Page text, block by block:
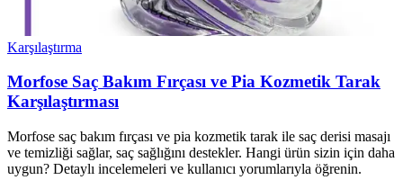
Karşılaştırma
Morfose Saç Bakım Fırçası ve Pia Kozmetik Tarak
Karşılaştırması
Morfose saç bakım fırçası ve pia kozmetik tarak ile saç derisi masajı
ve temizliği sağlar, saç sağlığını destekler. Hangi ürün sizin için daha
uygun? Detaylı incelemeleri ve kullanıcı yorumlarıyla öğrenin.